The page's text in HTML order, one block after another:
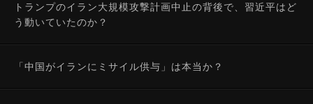
トランプのイラン大規模攻撃計画中止の背後で、習近平はど
う動いていたのか？
「中国がイランにミサイル供与」は本当か？